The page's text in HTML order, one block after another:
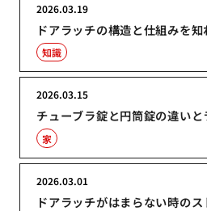
ドアラッチの構造と仕組みを
2026.03.19
知識
チューブラ錠と円筒錠の違い
2026.03.15
家
ドアラッチがはまらない時の
2026.03.01